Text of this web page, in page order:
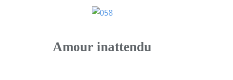
Amour inattendu